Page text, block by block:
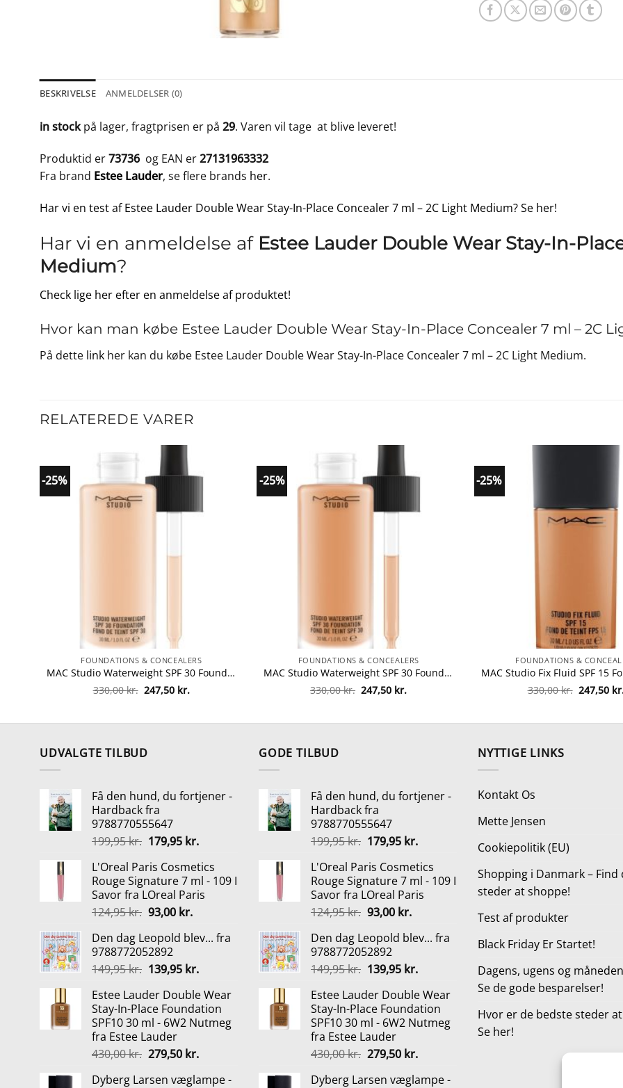
BESKRIVELSE ANMELDELSER (0)
in stockpå lager, fragtprisen er på 29. Varen vil tage at blive leveret!
Produktid er73736 og EAN er27131963332
Fra brand Estee Lauder, se flere brands her.
Har vi en test af Estee Lauder Double Wear Stay-In-Place Concealer 7 ml – 2C Light Medium? Se her!
Har vi en anmeldelse af Estee Lauder Double Wear Stay-In-
Medium?
Check lige her efter en anmeldelse af produktet!
Hvor kan man købe Estee Lauder Double Wear Stay-In-Place Concealer 7 ml – 2C
På dette link her kan du købe Estee Lauder Double Wear Stay-In-Place Concealer 7 ml – 2C Light Medium.
RELATEREDE VARER
-25%
FOUNDATIONS & CONCEALERS
MAC Studio Waterweight SPF 30 Foundation 30 ml – NW15 fra MAC Cosmetics
330,00kr. Den
oprindelige
247,50 kr.Den
-25%
FOUNDATIONS & CONCEALERS
MAC Studio Waterweight SPF 30 Foundation 30 ml – NC44 fra MAC Cosmetics
330,00kr. Den
oprindelige
247,50 kr.Den
-25%
FOUNDATIONS &
330,00kr. Den
247,50
UDVALGTE TILBUD
Få den hund, du fortjener -
Hardback fra
9788770555647
199,95kr. Den
pris
var:
199,95 kr..
179,95 kr.Den
pris
er:
179,95 kr..
L'Oreal Paris Cosmetics
Rouge Signature 7 ml - 109 I
Savor fra LOreal Paris
124,95kr. Den
pris
var:
124,95 kr..
93,00 kr.Den
pris
93,00 kr..
Den dag Leopold blev... fra
9788772052892
149,95kr. Den
pris
var:
149,95 kr..
139,95 kr.Den
pris
er:
139,95 kr..
Estee Lauder Double Wear
Stay-In-Place Foundation
SPF10 30 ml - 6W2 Nutmeg
fra Estee Lauder
430,00kr. Den
pris
279,50 kr.Den
pris
Dyberg Larsen væglampe -
GODE TILBUD
Få den hund, du fortjener -
Hardback fra
9788770555647
199,95kr. Den
pris
var:
199,95 kr..
179,95 kr.Den
pris
er:
179,95 kr..
L'Oreal Paris Cosmetics
Rouge Signature 7 ml - 109 I
Savor fra LOreal Paris
124,95kr. Den
pris
var:
124,95 kr..
93,00 kr.Den
pris
93,00 kr..
Den dag Leopold blev... fra
9788772052892
149,95kr. Den
pris
var:
149,95 kr..
139,95 kr.Den
pris
er:
139,95 kr..
Estee Lauder Double Wear
Stay-In-Place Foundation
SPF10 30 ml - 6W2 Nutmeg
fra Estee Lauder
430,00kr. Den
pris
279,50 kr.Den
pris
Dyberg Larsen væglampe -
NYTTIGE LINKS
Kontakt Os
Mette Jensen
Cookiepolitik (EU)
Shopping i Danmark – Find
steder at shoppe!
Test af produkter
Black Friday Er Startet!
Dagens, ugens og
Se de gode besparelser!
Hvor er de bedste steder
Se her!